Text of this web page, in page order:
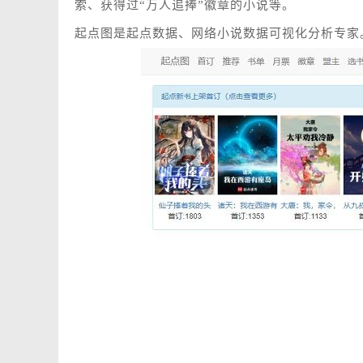
索、获得过“万人追捧”徽章的小说等。
起点图是起点数据、网络小说数据可视化分析专家